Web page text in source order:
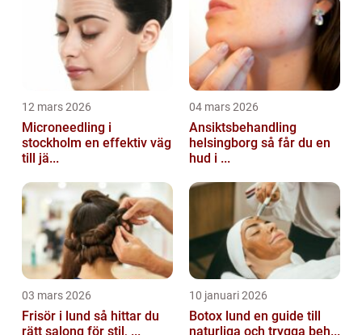
12 mars 2026
Microneedling i
stockholm en effektiv väg
till jä...
04 mars 2026
Ansiktsbehandling
helsingborg så får du en
hud i ...
03 mars 2026
Frisör i lund så hittar du
rätt salong för stil, ...
10 januari 2026
Botox lund en guide till
naturliga och trygga beh...